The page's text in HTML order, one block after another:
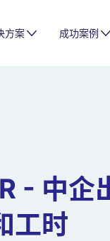
方案 成功案例
- 中企
工时